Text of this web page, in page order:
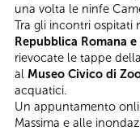
una volta le ninfe
Tra gli incontri ospitati
Repubblica Romana
rievocate le tappe
al Museo Civico di
acquatici.
Un appuntamento
Massima e alle